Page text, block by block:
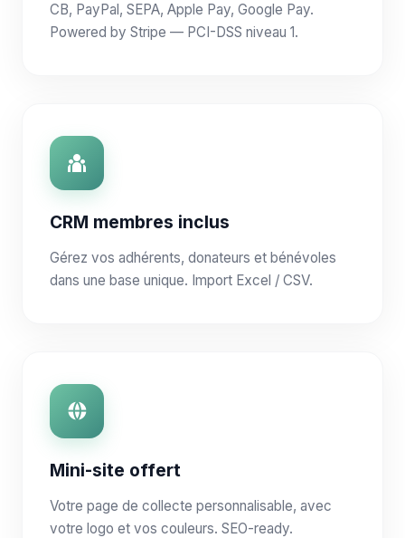
CB, PayPal, SEPA, Apple Pay, Google Pay.
Powered by Stripe — PCI-DSS niveau 1.
CRM membres inclus
Gérez vos adhérents, donateurs et bénévoles
dans une base unique. Import Excel / CSV.
Mini-site offert
Votre page de collecte personnalisable, avec
votre logo et vos couleurs. SEO-ready.